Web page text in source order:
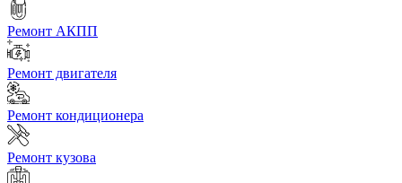
Ремонт АКПП
Ремонт двигателя
Ремонт кондиционера
Ремонт кузова